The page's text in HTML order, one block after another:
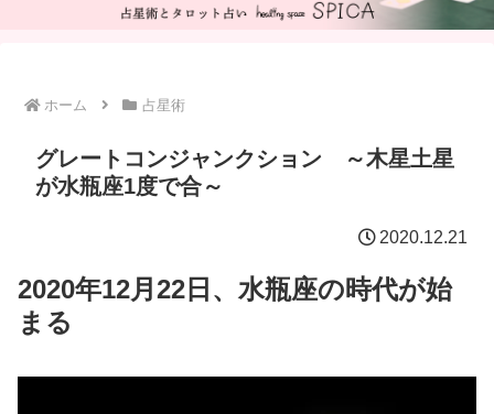
ホーム 占星術
グレートコンジャンクション ～木星土星
が水瓶座1度で合～
2020.12.21
2020年12月22日、水瓶座の時代が始
まる